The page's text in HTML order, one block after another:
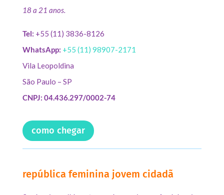
18 a 21 anos.
Tel: +55 (11) 3836-8126
WhatsApp: +55 (11) 98907-2171
Vila Leopoldina
São Paulo – SP
CNPJ: 04.436.297/0002-74
como chegar
república feminina jovem cidadã